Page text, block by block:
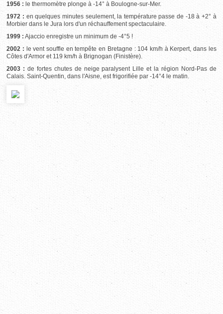
1956 : le thermomètre plonge à -14° à Boulogne-sur-Mer.
1972 : en quelques minutes seulement, la température passe de -18 à +2° à
Morbier dans le Jura lors d'un réchauffement spectaculaire.
1999 : Ajaccio enregistre un minimum de -4°5 !
2002 : le vent souffle en tempête en Bretagne : 104 km/h à Kerpert, dans les
Côtes d'Armor et 119 km/h à Brignogan (Finistère).
2003 : de fortes chutes de neige paralysent Lille et la région Nord-Pas de
Calais. Saint-Quentin, dans l'Aisne, est frigorifiée par -14°4 le matin.